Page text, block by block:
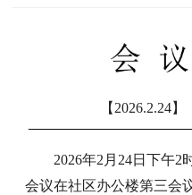
【2026.2.24
2026年2月24日下午2
会议在社区办公楼第三会